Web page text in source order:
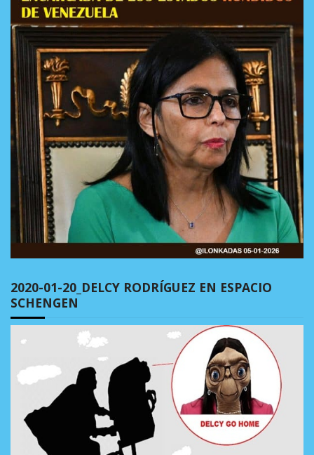
2020-01-20_DELCY RODRÍGUEZ EN ESPACIO
SCHENGEN